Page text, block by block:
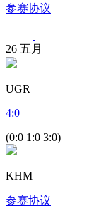
参赛协议
26 五月
UGR
4:0
(0:0 1:0 3:0)
KHM
参赛协议